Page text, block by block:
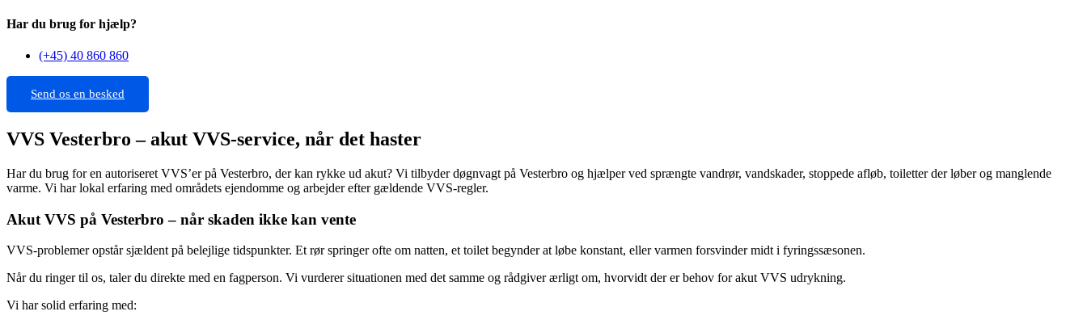
Har du brug for hjælp?
(+45) 40 860 860
Send os en besked
VVS Vesterbro – akut VVS-service, når det haster
Har du brug for en autoriseret VVS’er på Vesterbro, der kan rykke ud akut? Vi tilbyder døgnvagt på Vesterbro og hjælper ved sprængte vandrør, vandskader, stoppede afløb, toiletter der løber og manglende
varme. Vi har lokal erfaring med områdets ejendomme og arbejder efter gældende VVS-regler.
Akut VVS på Vesterbro – når skaden ikke kan vente
VVS-problemer opstår sjældent på belejlige tidspunkter. Et rør springer ofte om natten, et toilet begynder at løbe konstant, eller varmen forsvinder midt i fyringssæsonen.
Når du ringer til os, taler du direkte med en fagperson. Vi vurderer situationen med det samme og rådgiver ærligt om, hvorvidt der er behov for akut VVS udrykning.
Vi har solid erfaring med: